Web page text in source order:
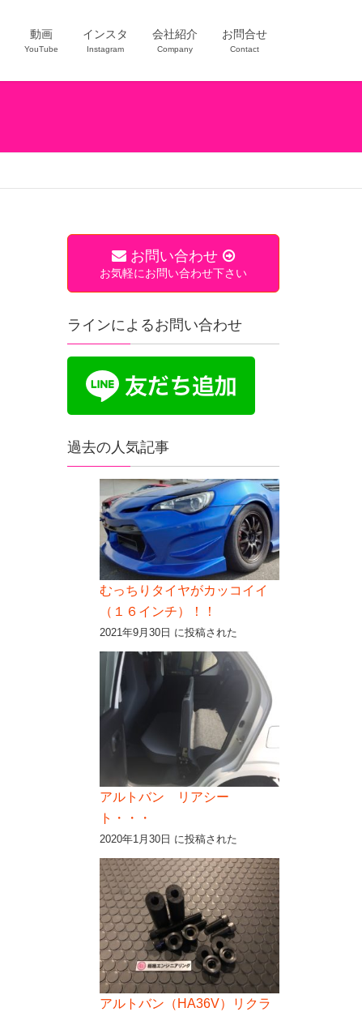
動画
YouTube
インスタ
Instagram
会社紹介
Company
お問合せ
Contact
お問い合わせ
お気軽にお問い合わせ下さい
ラインによるお問い合わせ
過去の人気記事
むっちりタイヤがカッコイイ
（１６インチ）！！
2021年9月30日 に投稿された
アルトバン リアシー
ト・・・
2020年1月30日 に投稿された
アルトバン（HA36V）リクラ